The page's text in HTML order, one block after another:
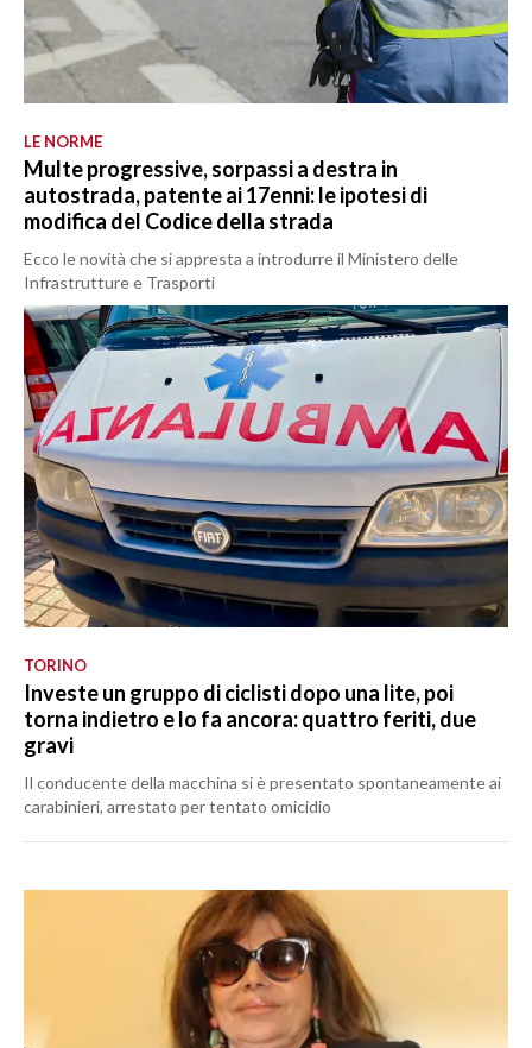
LE NORME
Multe progressive, sorpassi a destra in
autostrada, patente ai 17enni: le ipotesi di
modifica del Codice della strada
Ecco le novità che si appresta a introdurre il Ministero delle
Infrastrutture e Trasporti
TORINO
Investe un gruppo di ciclisti dopo una lite, poi
torna indietro e lo fa ancora: quattro feriti, due
gravi
Il conducente della macchina si è presentato spontaneamente ai
carabinieri, arrestato per tentato omicidio